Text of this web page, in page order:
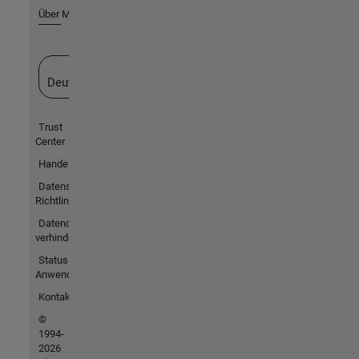
Über MathWorks
Deutschland
Trust
Center
Handelsmarken
Datenschutz-
Richtlinien
Datendiebstahl
verhindern
Status von
Anwendungen
Kontakt
©
1994-
2026